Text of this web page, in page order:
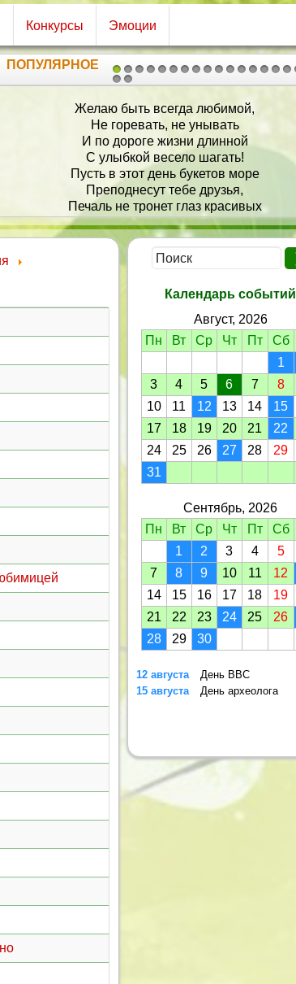
Конкурсы Эмоции
1 2
2021
ПОПУЛЯРНОЕ
быть всегда любимой,
Не горевать, не унывать
по дороге жизни длинной
улыбкой весело шагать!
в этот день букетов море
тебе друзья,
не тронет глаз красивых
легкой жизнь твоя!
Календарь событий
Август, 2026
Пн
Вт Ср Чт Пт Сб
1
3
4 5 6 7 8
10
11 12 13 14 15
17
18 19 20 21 22
24
25 26 27 28 29
31
Сентябрь, 2026
Пн
Вт Ср Чт Пт Сб
1
2 3 4 5
7
8 9 10 11 12
14
15 16 17 18 19
21
22 23 24 25 26
28
29 30
12 августа
День ВВС
15 августа
День археолога